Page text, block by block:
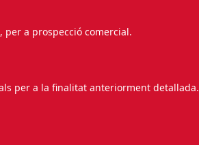
a prospecció comercial.
per a la finalitat anteriorment detallada.